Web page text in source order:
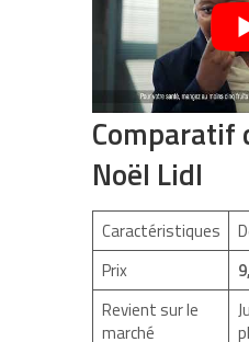
Comparatif
Noël Lidl
Caractéristiques
Prix
Revient sur le
marché